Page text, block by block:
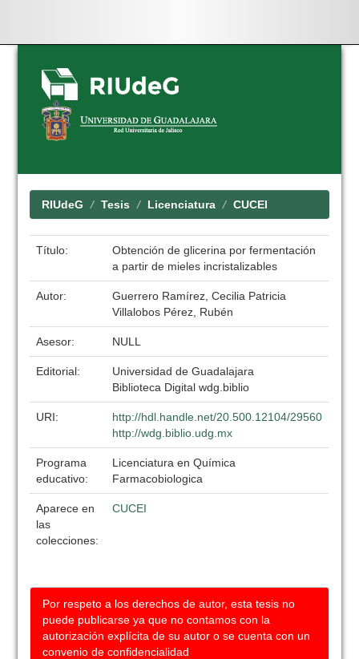
Skip
navigation
RIUdeG Tesis Licenciatura CUCEI
Título:
Obtención de glicerina por fermentación
a partir de mieles incristalizables
Autor:
Guerrero Ramírez, Cecilia Patricia
Villalobos Pérez, Rubén
Asesor: NULL
Editorial:
Universidad de Guadalajara
Biblioteca Digital wdg.biblio
URI:
http://hdl.handle.net/20.500.12104/29560
http://wdg.biblio.udg.mx
Programa
educativo:
Licenciatura en Química
Farmacobiologica
Aparece en
las
colecciones:
CUCEI
Por respeto a los derechos de autor, esta tesis no
puede publicarse ya que no contamos con la
autorización explícita de su autor o se cuenta con un
convenio de confidencialidad